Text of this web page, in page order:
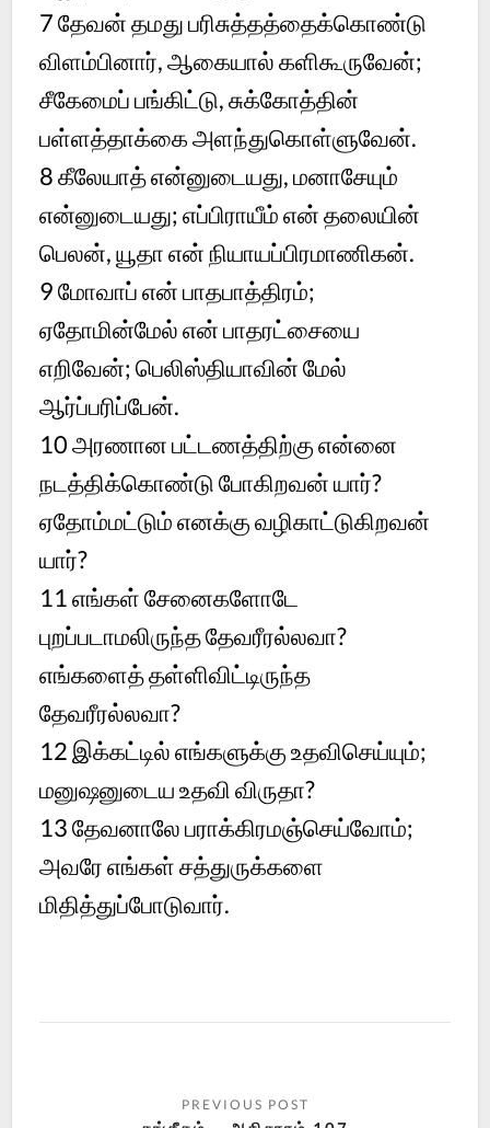
7 தேவன் தமது பரிசுத்தத்தைக்கொண்டு
விளம்பினார், ஆகையால் களிகூருவேன்;
சீகேமைப் பங்கிட்டு, சுக்கோத்தின்
பள்ளத்தாக்கை அளந்துகொள்ளுவேன்.
8 கீலேயாத் என்னுடையது, மனாசேயும்
என்னுடையது; எப்பிராயீம் என் தலையின்
பெலன், யூதா என் நியாயப்பிரமாணிகன்.
9 மோவாப் என் பாதபாத்திரம்;
ஏதோமின்மேல் என் பாதரட்சையை
எறிவேன்; பெலிஸ்தியாவின் மேல்
ஆர்ப்பரிப்பேன்.
10 அரணான பட்டணத்திற்கு என்னை
நடத்திக்கொண்டு போகிறவன் யார்?
ஏதோம்மட்டும் எனக்கு வழிகாட்டுகிறவன்
யார்?
11 எங்கள் சேனைகளோடே
புறப்படாமலிருந்த தேவரீரல்லவா?
எங்களைத் தள்ளிவிட்டிருந்த
தேவரீரல்லவா?
12 இக்கட்டில் எங்களுக்கு உதவிசெய்யும்;
மனுஷனுடைய உதவி விருதா?
13 தேவனாலே பராக்கிரமஞ்செய்வோம்;
அவரே எங்கள் சத்துருக்களை
மிதித்துப்போடுவார்.